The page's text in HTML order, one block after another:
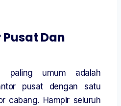
Dan
paling umum adalah
pusat dengan satu
cabang. Hampir seluruh